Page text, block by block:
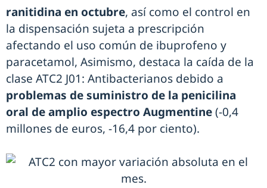
ranitidina en octubre, así como el control en
la dispensación sujeta a prescripción
afectando el uso común de ibuprofeno y
paracetamol, Asimismo, destaca la caída de la
clase ATC2 J01: Antibacterianos debido a
problemas de suministro de la penicilina
oral de amplio espectro Augmentine(-0,4
millones de euros, -16,4 por ciento).